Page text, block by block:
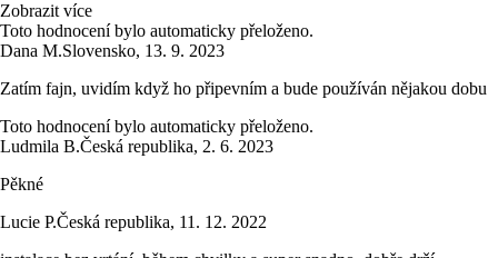
Zobrazit více
Toto hodnocení bylo automaticky přeloženo.
Dana M.Slovensko, 13. 9. 2023
Zatím fajn, uvidím když ho připevním a bude používán nějakou dobu
Toto hodnocení bylo automaticky přeloženo.
Ludmila B.Česká republika, 2. 6. 2023
Pěkné
Lucie P.Česká republika, 11. 12. 2022